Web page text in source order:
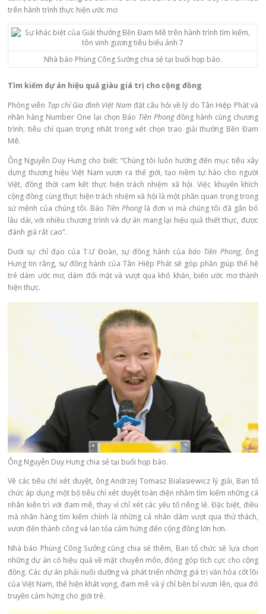
trên hành trình thực hiện ước mơ.
Nhà báo Phùng Công Sưởng chia sẻ tại buổi họp báo.
Tìm kiếm dự án hiệu quả giàu giá trị cho cộng đồng
Phóng viên Tạp chí Gia đình Việt Nam đặt câu hỏi về lý do Tân Hiệp Phát và
nhãn hàng Number One lại chọn Báo Tiền Phongđồng hành cùng chương
trình; tiêu chí quan trọng nhất trong xét chọn trao giải thưởng Bền Đam
Mê.
Ông Nguyễn Duy Hưng cho biết: “Chúng tôi luôn hướng đến mục tiêu xây
dựng thương hiệu Việt Nam vươn ra thế giới, tạo niềm tự hào cho người
Việt, đồng thời cam kết thực hiện trách nhiệm xã hội. Việc khuyến khích
cộng đồng cùng thực hiện trách nhiệm xã hội là một phần quan trọng trong
sứ mệnh của chúng tôi. Báo Tiền Phong là đơn vị mà chúng tôi đã gắn bó
lâu dài, với nhiều chương trình và dự án mang lại hiệu quả thiết thực, được
đánh giá rất cao”.
Dưới sự chỉ đạo của T.Ư Đoàn, sự đồng hành củabáo Tiền Phong, ông
Hưng tin rằng, sự đồng hành của Tân Hiệp Phát sẽ góp phần giúp thế hệ
trẻ dám ước mơ, dám đối mặt và vượt qua khó khăn, biến ước mơ thành
hiện thực.
Ông Nguyễn Duy Hưng chia sẻ tại buổi họp báo.
Về các tiêu chí xét duyệt, ông Andrzej Tomasz Bialasiewicz lý giải, Ban tổ
chức áp dụng một bộ tiêu chí xét duyệt toàn diện nhằm tìm kiếm những cá
nhân kiên trì với đam mê, thay vì chỉ xét các yếu tố riêng lẻ. Đặc biệt, điều
mà nhãn hàng tìm kiếm chính là những cá nhân dám vượt qua thử thách,
vươn đến thành công và lan tỏa cảm hứng đến cộng đồng lớn hơn.
Nhà báo Phùng Công Sưởng cũng chia sẻ thêm, Ban tổ chức sẽ lựa chọn
những dự án có hiệu quả về mặt chuyên môn, đóng góp tích cực cho cộng
đồng. Các dự án phải nuôi dưỡng và phát triển những giá trị văn hóa cốt lõi
của Việt Nam, thể hiện khát vọng, đam mê và ý chí bền bỉ vươn lên, qua đó
truyền cảm hứng cho giới trẻ.